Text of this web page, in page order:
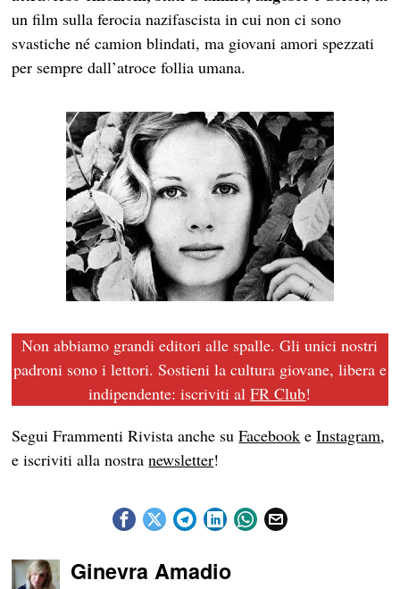
un film sulla ferocia nazifascista in cui non ci sono
svastiche né camion blindati, ma giovani amori spezzati
per sempre dall’atroce follia umana.
Non abbiamo grandi editori alle spalle. Gli unici nostri
padroni sono i lettori. Sostieni la cultura giovane, libera e
indipendente: iscriviti alFR Club!
Segui Frammenti Rivista anche suFacebook eInstagram,
e iscriviti alla nostranewsletter!
Ginevra Amadio